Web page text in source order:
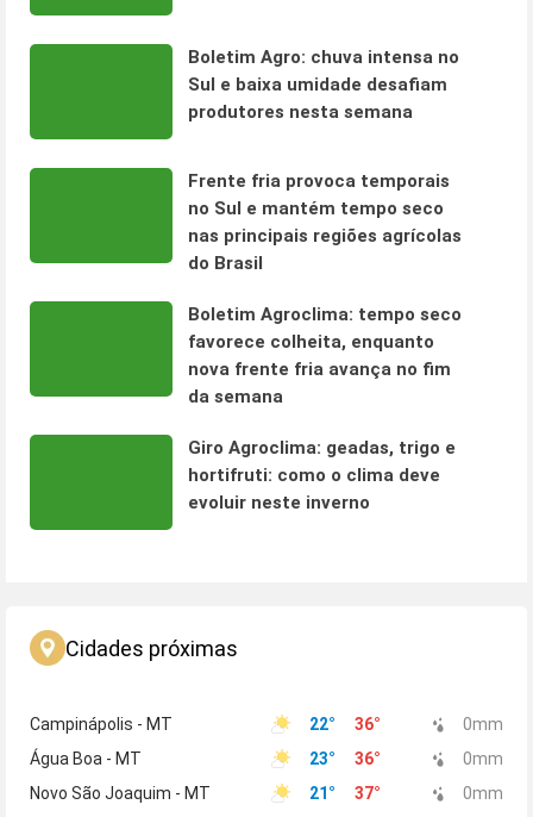
Boletim Agro: chuva intensa no
Sul e baixa umidade desafiam
produtores nesta semana
Frente fria provoca temporais
no Sul e mantém tempo seco
nas principais regiões agrícolas
do Brasil
Boletim Agroclima: tempo seco
favorece colheita, enquanto
nova frente fria avança no fim
da semana
Giro Agroclima: geadas, trigo e
hortifruti: como o clima deve
evoluir neste inverno
Cidades próximas
Campinápolis - MT 22° 36° 0mm
Água Boa - MT
23° 36° 0mm
Novo São Joaquim - MT
21° 37° 0mm